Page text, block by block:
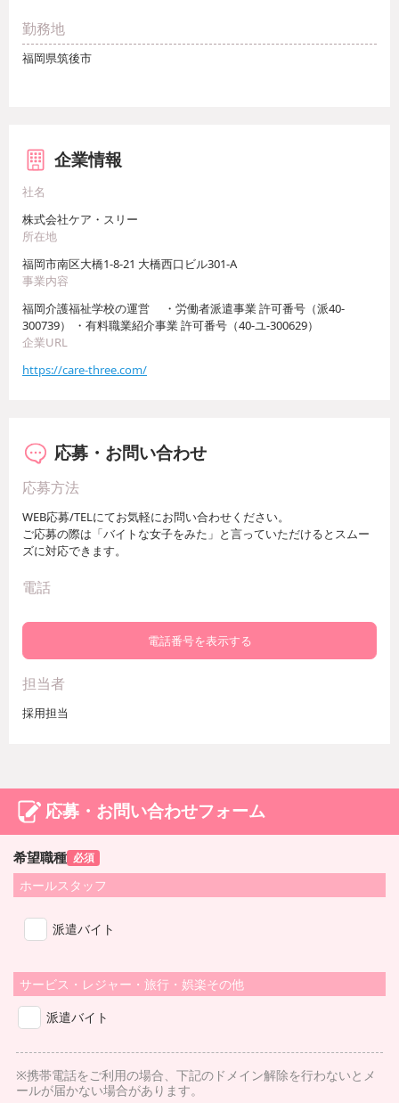
勤務地
福岡県筑後市
企業情報
社名
株式会社ケア・スリー
所在地
福岡市南区大橋1-8-21 大橋西口ビル301-A
事業内容
福岡介護福祉学校の運営 ・労働者派遣事業 許可番号（派40-
300739） ・有料職業紹介事業 許可番号（40-ユ-300629）
企業URL
https://care-three.com/
応募・お問い合わせ
応募方法
WEB応募/TELにてお気軽にお問い合わせください。
ご応募の際は「バイトな女子をみた」と言っていただけるとスムー
ズに対応できます。
電話
電話番号を表示する
担当者
採用担当
応募・お問い合わせフォーム
希望職種 必須
ホールスタッフ
派遣バイト
サービス・レジャー・旅行・娯楽その他
派遣バイト
※携帯電話をご利用の場合、下記のドメイン解除を行わないとメ
ールが届かない場合があります。